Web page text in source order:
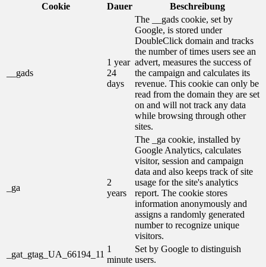
Cookie
Dauer Beschreibung
__gads
1 year
24
days
The __gads cookie, set by
Google, is stored under
DoubleClick domain and tracks
the number of times users see an
advert, measures the success of
the campaign and calculates its
revenue. This cookie can only be
read from the domain they are set
on and will not track any data
while browsing through other
sites.
_ga
2
years
The _ga cookie, installed by
Google Analytics, calculates
visitor, session and campaign
data and also keeps track of site
usage for the site's analytics
report. The cookie stores
information anonymously and
assigns a randomly generated
number to recognize unique
visitors.
_gat_gtag_UA_66194_11
1
minute
Set by Google to distinguish
users.